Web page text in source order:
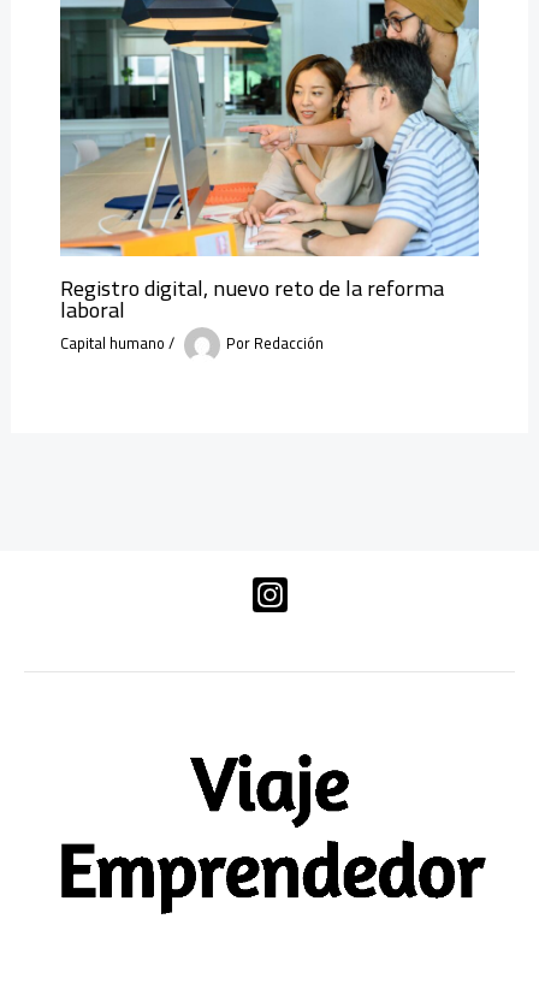
Registro digital, nuevo reto de la reforma
laboral
Capital humano/ PorRedacción